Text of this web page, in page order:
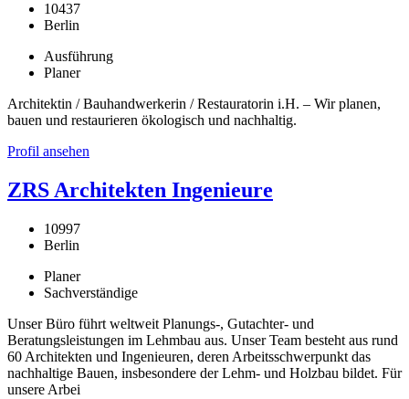
10437
Berlin
Ausführung
Planer
Architektin / Bauhandwerkerin / Restauratorin i.H. – Wir planen,
bauen und restaurieren ökologisch und nachhaltig.
Profil ansehen
ZRS Architekten Ingenieure
10997
Berlin
Planer
Sachverständige
Unser Büro führt weltweit Planungs-, Gutachter- und
Beratungsleistungen im Lehmbau aus. Unser Team besteht aus rund
60 Architekten und Ingenieuren, deren Arbeitsschwerpunkt das
nachhaltige Bauen, insbesondere der Lehm- und Holzbau bildet. Für
unsere Arbei